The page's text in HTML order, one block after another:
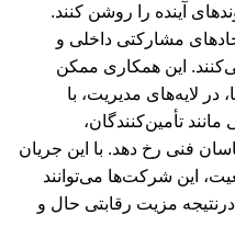
آینده را روشن کنند.
مشارکتی داخلی و
این همکاری ممکن
در لایه‌های مدیریت، با
تأمین‌کنندگان،
فنی رخ دهد. با این جریان
این شرکت‌ها می‌توانند
مزیت رقابتی حال و